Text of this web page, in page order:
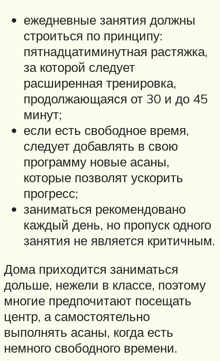
ежедневные занятия должны
строиться по принципу:
пятнадцатиминутная растяжка,
за которой следует
расширенная тренировка,
продолжающаяся от 30 и до 45
минут;
если есть свободное время,
следует добавлять в свою
программу новые асаны,
которые позволят ускорить
прогресс;
заниматься рекомендовано
каждый день, но пропуск одного
занятия не является критичным.
Дома приходится заниматься
дольше, нежели в классе, поэтому
многие предпочитают посещать
центр, а самостоятельно
выполнять асаны, когда есть
немного свободного времени.